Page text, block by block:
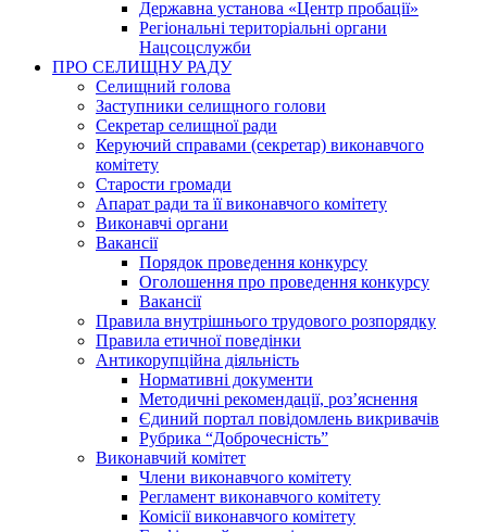
Державна установа «Центр пробації»
Регіональні територіальні органи
Нацсоцслужби
ПРО СЕЛИЩНУ РАДУ
Селищний голова
Заступники селищного голови
Секретар селищної ради
Керуючий справами (секретар) виконавчого
комітету
Старости громади
Апарат ради та її виконавчого комітету
Виконавчі органи
Вакансії
Порядок проведення конкурсу
Оголошення про проведення конкурсу
Вакансії
Правила внутрішнього трудового розпорядку
Правила етичної поведінки
Антикорупційна діяльність
Нормативні документи
Методичні рекомендації, роз’яснення
Єдиний портал повідомлень викривачів
Рубрика “Доброчесність”
Виконавчий комітет
Члени виконавчого комітету
Регламент виконавчого комітету
Комісії виконавчого комітету